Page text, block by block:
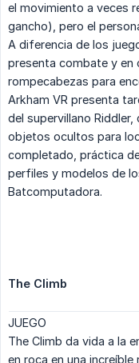
el movimiento a veces
gancho), pero el
A diferencia de los
presenta combate y en
rompecabezas para
Arkham VR presenta
del supervillano
objetos ocultos para
completado, práctica
perfiles y modelos de
Batcomputadora.
The Climb
JUEGO
The Climb da vida a la
en roca en una